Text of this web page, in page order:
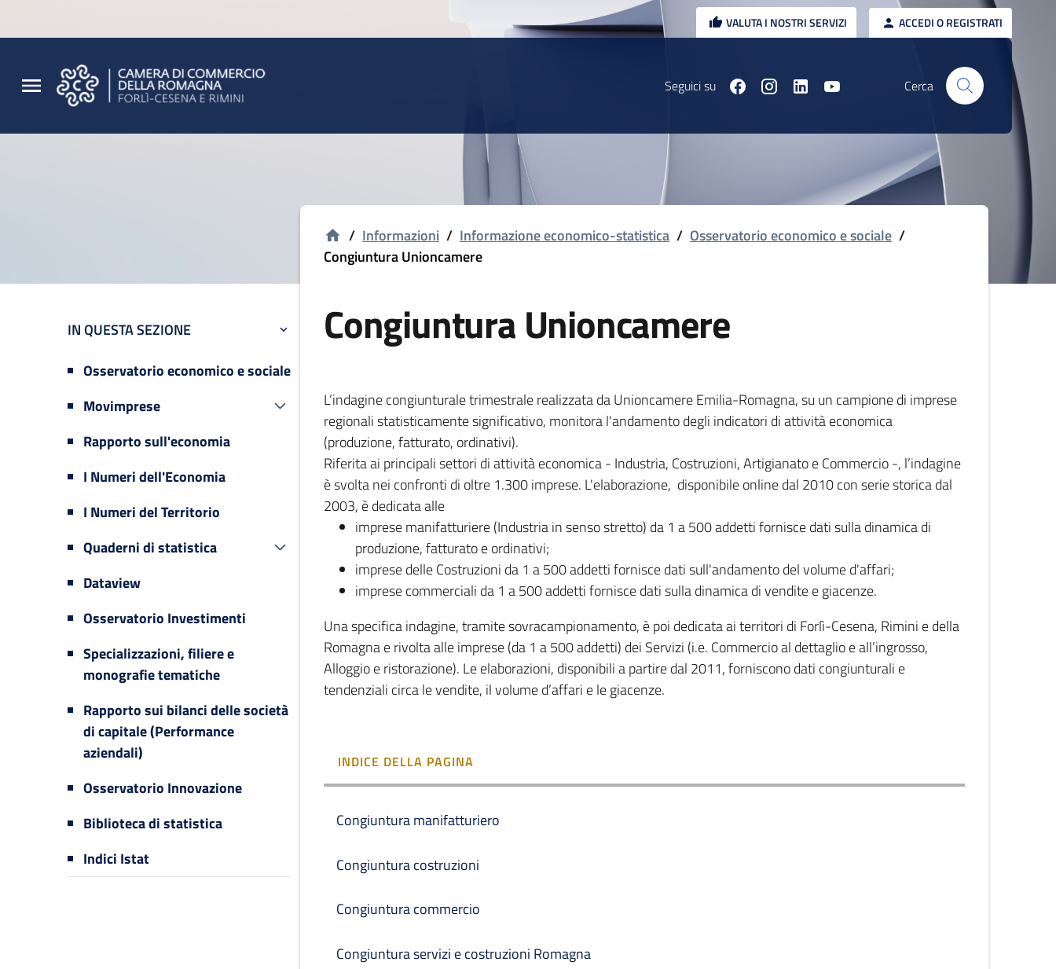
VALUTA I NOSTRI SERVIZI ACCEDI O REGISTRATI
Seguici su Cerca
IN QUESTA SEZIONE
Osservatorio economico e sociale
Movimprese
Rapporto sull'economia
I Numeri dell'Economia
I Numeri del Territorio
Quaderni di statistica
Dataview
Osservatorio Investimenti
Specializzazioni, filiere e
monografie tematiche
Rapporto sui bilanci delle società
di capitale (Performance
aziendali)
Osservatorio Innovazione
Biblioteca di statistica
Indici Istat
/ Informazioni / Informazione economico-statistica / Osservatorio economico e sociale /
Congiuntura Unioncamere
Congiuntura Unioncamere
L’indagine congiunturale trimestrale realizzata da Unioncamere Emilia-Romagna, su un campione di imprese
regionali statisticamente significativo, monitora l'andamento degli indicatori di attività economica
(produzione, fatturato, ordinativi).
Riferita ai principali settori di attività economica - Industria, Costruzioni, Artigianato e Commercio -, l’indagine
è svolta nei confronti di oltre 1.300 imprese. L'elaborazione, disponibile online dal 2010 con serie storica dal
2003, è dedicata alle
imprese manifatturiere (Industria in senso stretto) da 1 a 500 addetti fornisce dati sulla dinamica di
produzione, fatturato e ordinativi;
imprese delle Costruzioni da 1 a 500 addetti fornisce dati sull'andamento del volume d'affari;
imprese commerciali da 1 a 500 addetti fornisce dati sulla dinamica di vendite e giacenze.
Una specifica indagine, tramite sovracampionamento, è poi dedicata ai territori di Forlì-Cesena, Rimini e della
Romagna e rivolta alle imprese (da 1 a 500 addetti) dei Servizi (i.e. Commercio al dettaglio e all’ingrosso,
Alloggio e ristorazione). Le elaborazioni, disponibili a partire dal 2011, forniscono dati congiunturali e
tendenziali circa le vendite, il volume d’affari e le giacenze.
INDICE DELLA PAGINA
Congiuntura manifatturiero
Congiuntura costruzioni
Congiuntura commercio
Congiuntura servizi e costruzioni Romagna